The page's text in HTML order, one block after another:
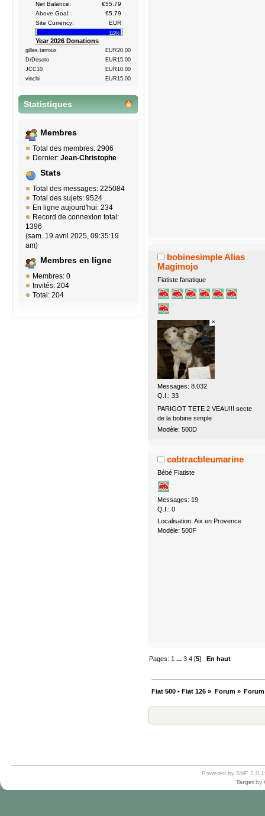
Net Balance:
€55.79
Above Goal:
€5.79
Site Currency:
EUR
112%
Year 2026 Donations
gilles.tarroux
EUR20.00
DrDesoto
EUR15.00
JCC10
EUR10.00
vinchi
EUR15.00
Statistiques
Membres
Total des membres: 2906
Dernier: Jean-Christophe
Stats
Total des messages: 225084
Total des sujets: 9524
En ligne aujourd'hui: 234
Record de connexion total:
1396
(sam. 19 avril 2025, 09:35:19
am)
Membres en ligne
Membres: 0
Invités: 204
Total: 204
bobinesimple Alias
Magimojo
Fiatiste fanatique
Messages: 8.032
Q.I.: 33
PARIGOT TETE 2 VEAU!!! secte
de la bobine simple
Modèle: 500D
cabtracbleumarine
Bébé Fiatiste
Messages: 19
Q.I.: 0
Localisation: Aix en Provence
Modèle: 500F
Pages: 1 ...3 4 [5] En haut
Fiat 500 • Fiat 126 » Forum»
Powered by SMF
Target by